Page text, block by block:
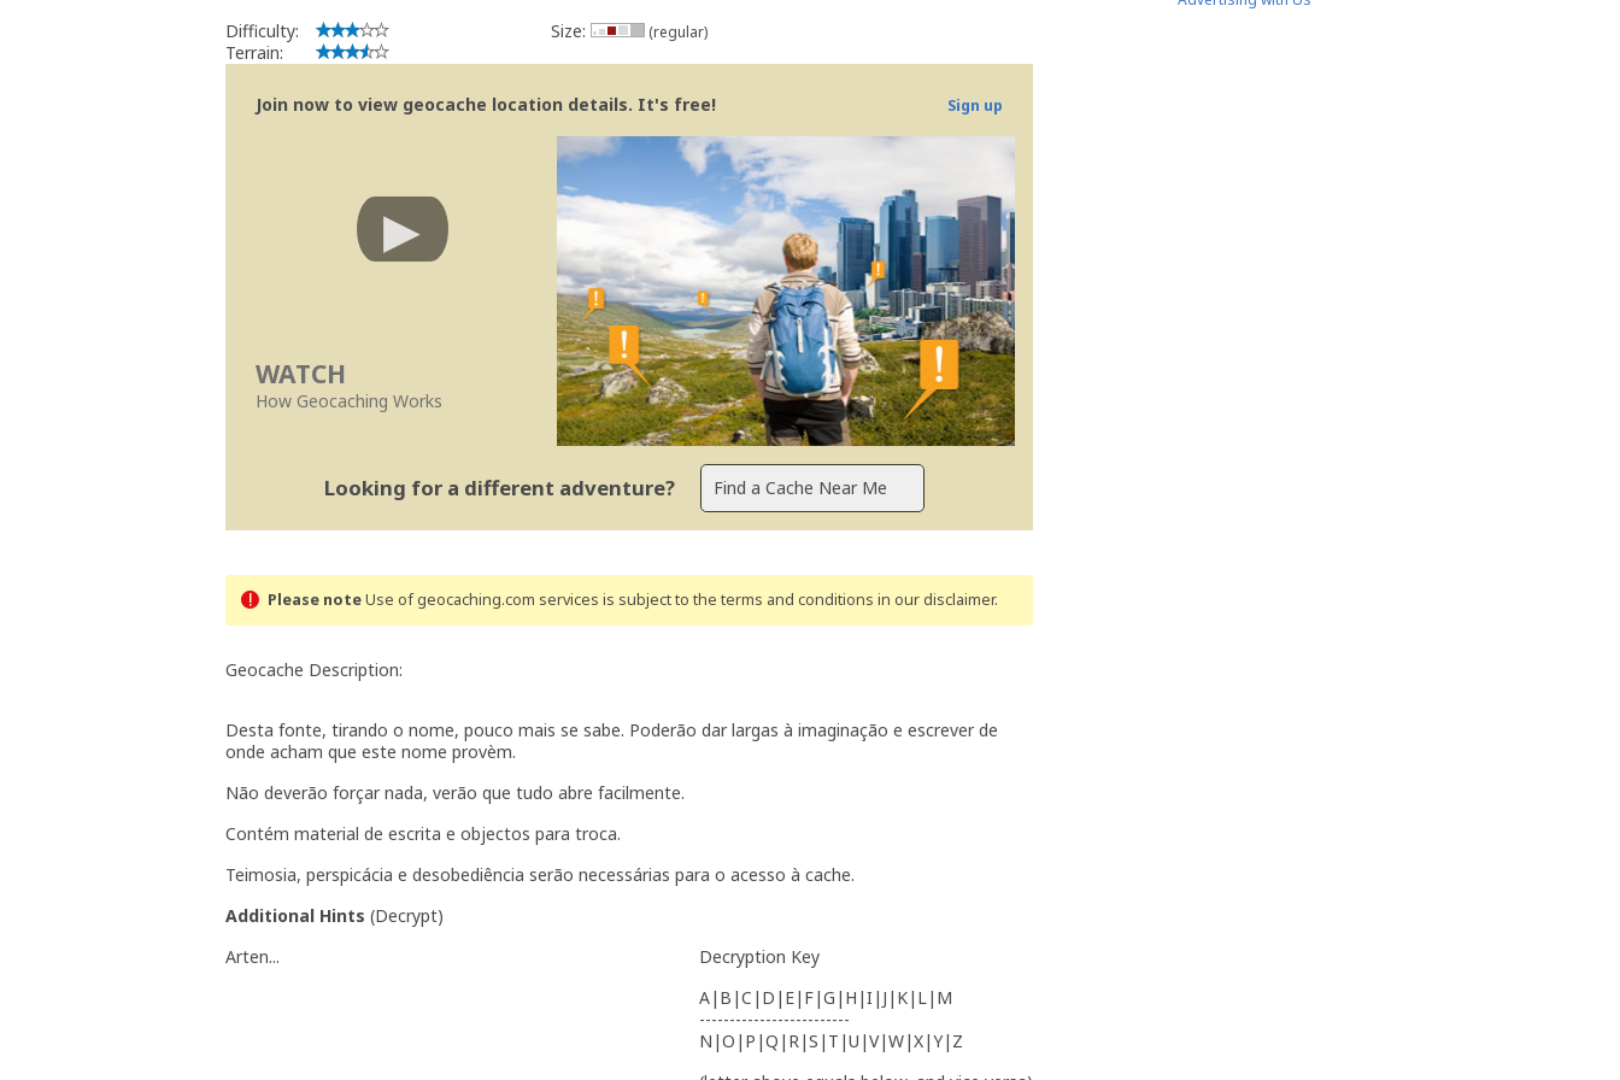
Community Volunteer Reviewer
Centro de Ajuda
Trabalhar com o Revisor
Revisões mais rápidas
Linhas Orientação| Políticas Regionais - Portugal
Difficulty:
Terrain:
Size: (regular)
Join now to view geocache location details. It's free! Sign up
WATCH
How Geocaching Works
Looking for a different adventure?
Please noteUse of geocaching.com services is subject to the terms and conditions in our disclaimer.
Geocache Description:
Desta fonte, tirando o nome, pouco mais se sabe. Poderão dar largas à imaginação e escrever de
onde acham que este nome provèm.
Não deverão forçar nada, verão que tudo abre facilmente.
Contém material de escrita e objectos para troca.
Teimosia, perspicácia e desobediência serão necessárias para o acesso à cache.
Additional Hints (Decrypt)
Arten...
Decryption Key
A|B|C|D|E|F|G|H|I|J|K|L|M
-------------------------
N|O|P|Q|R|S|T|U|V|W|X|Y|Z